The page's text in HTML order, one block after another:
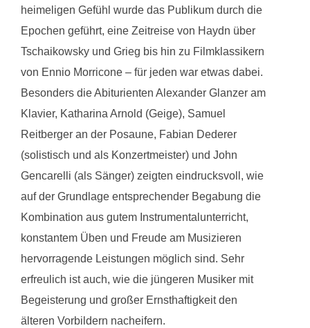
heimeligen Gefühl wurde das Publikum durch die
Epochen geführt, eine Zeitreise von Haydn über
Tschaikowsky und Grieg bis hin zu Filmklassikern
von Ennio Morricone – für jeden war etwas dabei.
Besonders die Abiturienten Alexander Glanzer am
Klavier, Katharina Arnold (Geige), Samuel
Reitberger an der Posaune, Fabian Dederer
(solistisch und als Konzertmeister) und John
Gencarelli (als Sänger) zeigten eindrucksvoll, wie
auf der Grundlage entsprechender Begabung die
Kombination aus gutem Instrumentalunterricht,
konstantem Üben und Freude am Musizieren
hervorragende Leistungen möglich sind. Sehr
erfreulich ist auch, wie die jüngeren Musiker mit
Begeisterung und großer Ernsthaftigkeit den
älteren Vorbildern nacheifern.